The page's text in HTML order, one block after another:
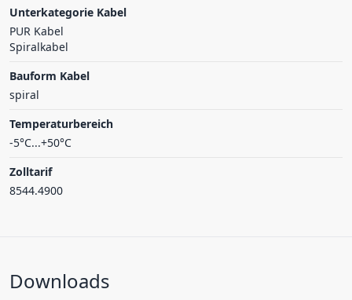
Unterkategorie Kabel
PUR Kabel
Spiralkabel
Bauform Kabel
spiral
Temperaturbereich
-5°C...+50°C
Zolltarif
8544.4900
Downloads